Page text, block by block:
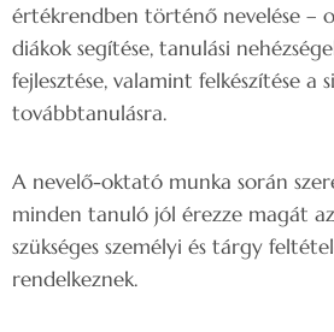
értékrendben történő nevelése –
diákok segítése, tanulási
fejlesztése, valamint felkészítése a
továbbtanulásra.
A nevelő-oktató munka során
minden tanuló jól érezze magát
szükséges személyi és tárgy
rendelkeznek.